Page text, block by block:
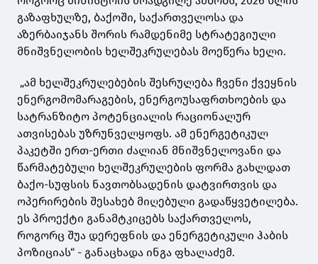
გაზაფხულზე, ბაქოში, საქართველოსა და
აზერბაიჯანს შორის რამდენიმე სტრატეგიული
მნიშვნელობის ხელშეკრულებას მოეწერა ხელი.
„ამ ხელშეკრულებების შესრულება ჩვენი ქვეყნის
ენერგომომარაგების, ენერგოუსაფრთხოების და
სატრანზიტო პოტენციალის რაციონალურ
ათვისებას უზრუნველყოფს. ამ ენერგეტიკულ
პაკეტში ერთ-ერთი ძალიან მნიშვნელოვანი და
წარმატებული ხელშეკრულების ფორმა გახლდათ
ბაქო-სუფსის ნავთობსადენის დატვირთვის და
ოპერირების შესახებ მიღებული გადაწყვეტილება.
ეს პროექტი განამტკიცებს საქართველოს,
როგორც შუა დერეფნის და ენერგეტიკული ჰაბის
პოზიციას“ - განაცხადა ინგა ფხალაძემ.